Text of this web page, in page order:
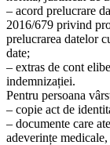
– acord prelucrare
2016/679 privind
prelucrarea datelor
date;
– extras de cont
indemnizației.
Pentru persoana
– copie act de
– documente care
adeverințe